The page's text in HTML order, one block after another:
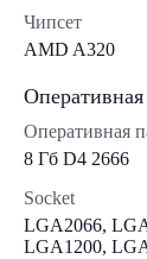
Чипсет
AMD A320
Оперативная
8 Гб D4 2666
Socket
LGA2066,
LGA1200,